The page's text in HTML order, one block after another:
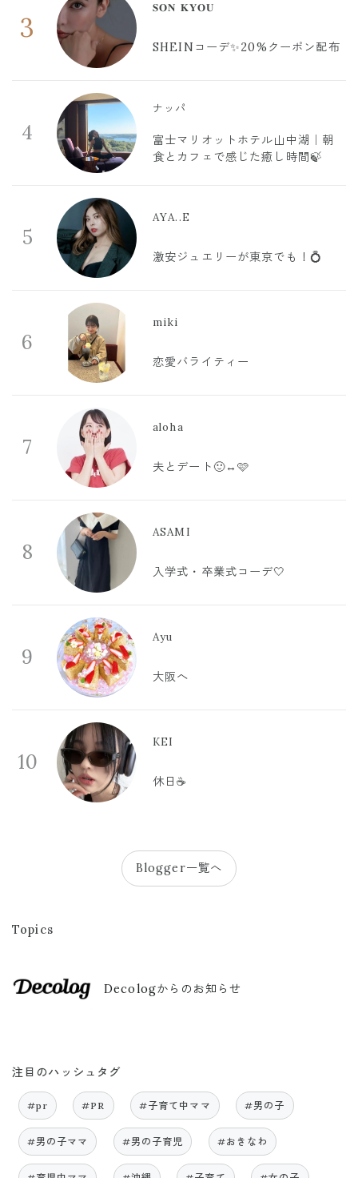
3
𝐒𝐎𝐍 𝐊𝐘𝐎𝐔
SHEINコーデ✨20%クーポン配布
4
ナッパ
富士マリオットホテル山中湖｜朝
食とカフェで感じた癒し時間🍃
5
AYA..E
激安ジュエリーが東京でも！💍
6
miki
恋愛バライティー
7
aloha
夫とデート🙂‍↔️🩷
8
ASAMI
入学式・卒業式コーデ🤍
9
Ayu
大阪へ
10
KEI
休日☕️
Blogger一覧へ
Topics
Decologからのお知らせ
注目のハッシュタグ
#pr #PR #子育て中ママ #男の子
#男の子ママ #男の子育児 #おきなわ